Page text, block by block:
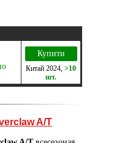
Купити
Китай 2024 >10
шт.
A/T